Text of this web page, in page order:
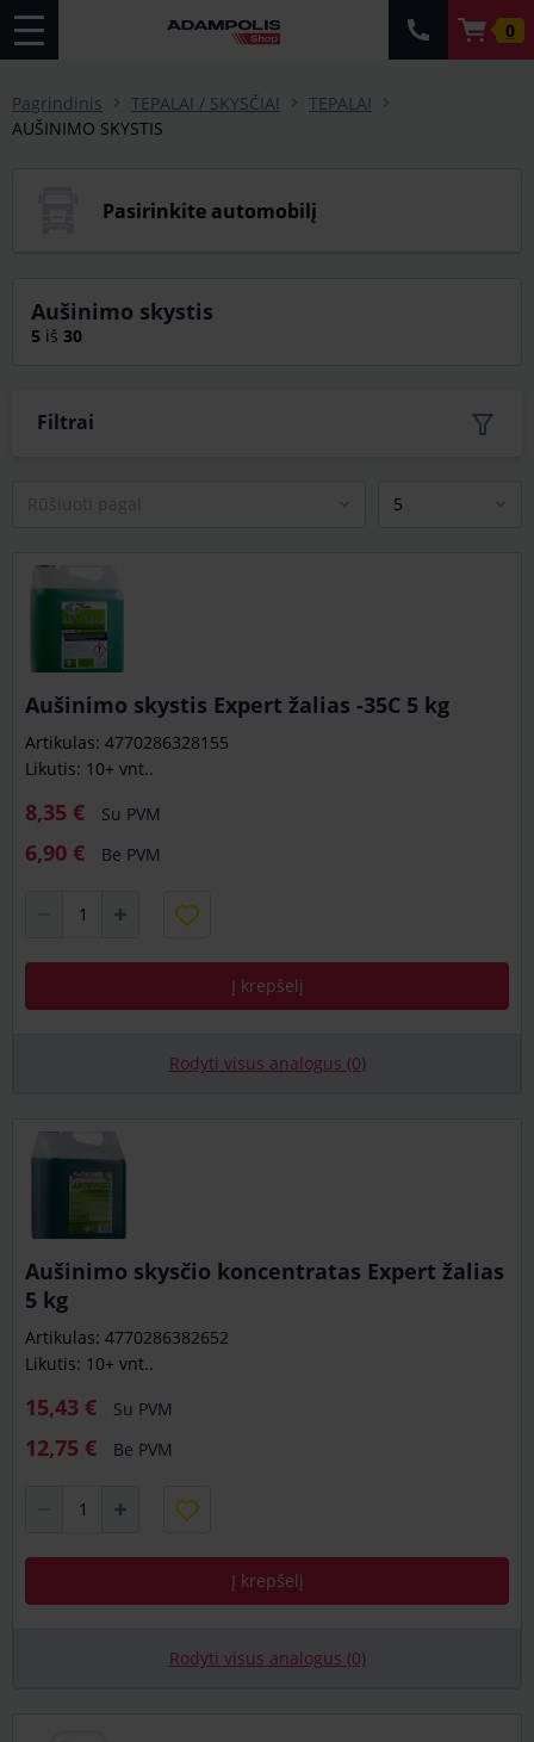
0
Pagrindinis TEPALAI / SKYSČIAI
TEPALAI
AUŠINIMO SKYSTIS
Pasirinkite automobilį
Aušinimo skystis
5 iš 30
Filtrai
Rūšiuoti pagal 5
Aušinimo skystis Expert žalias -35C 5 kg
Artikulas: 4770286328155
Likutis: 10+ vnt..
8,35 € Su PVM
6,90 € Be PVM
Į krepšelį
Rodyti visus analogus (0)
Aušinimo skysčio koncentratas Expert žalias
5 kg
Artikulas: 4770286382652
Likutis: 10+ vnt..
15,43 € Su PVM
12,75 € Be PVM
Į krepšelį
Rodyti visus analogus (0)